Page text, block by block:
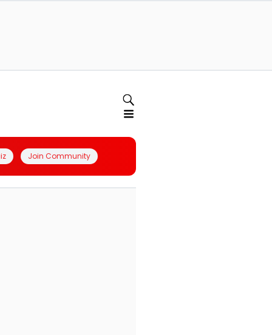
Join Community